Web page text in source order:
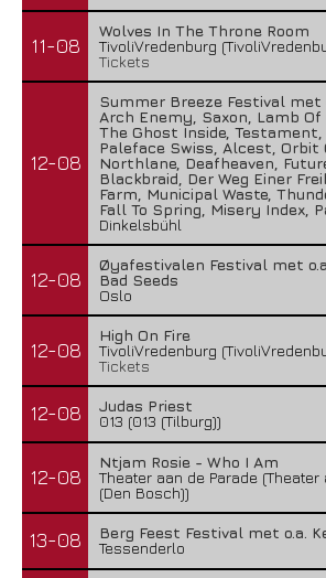
11-08
Wolves In The Throne Room
TivoliVredenburg
Tickets
12-08
Summer Breeze Festival met
Arch Enemy, Saxon, Lamb Of
The Ghost Inside, Testament,
Paleface Swiss, Alcest, Orbit
Northlane, Deafheaven,
Blackbraid, Der Weg Einer
Farm, Municipal Waste,
Fall To Spring, Misery Index,
Dinkelsbühl
12-08
Øyafestivalen Festival met
Bad Seeds
Oslo
12-08
High On Fire
TivoliVredenburg
Tickets
12-08
Judas Priest
013 (013 (Tilburg))
12-08
Ntjam Rosie - Who I Am
Theater aan de Parade (Theater
(Den Bosch))
13-08
Berg Feest Festival met o.a.
Tessenderlo